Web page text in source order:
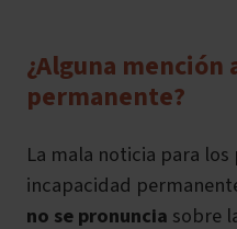
¿Alguna mención
permanente?
La mala noticia para
incapacidad
no se pronuncia sobre